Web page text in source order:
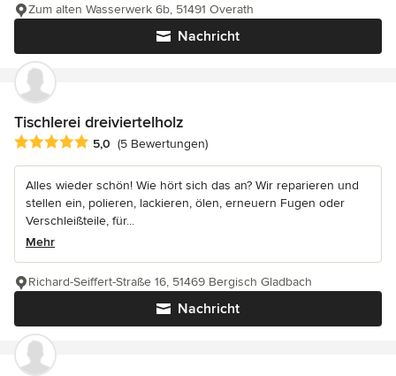
Nachricht
Zum alten Wasserwerk 6b, 51491 Overath
Tischlerei dreiviertelholz
Durchschnittliche Bewertung: 5 von 5 Sternen
5,0 (5 Bewertungen)
Alles wieder schön! Wie hört sich das an? Wir reparieren und
stellen ein, polieren, lackieren, ölen, erneuern Fugen oder
Verschleißteile, für...
Mehr
Nachricht
Richard-Seiffert-Straße 16, 51469 Bergisch Gladbach